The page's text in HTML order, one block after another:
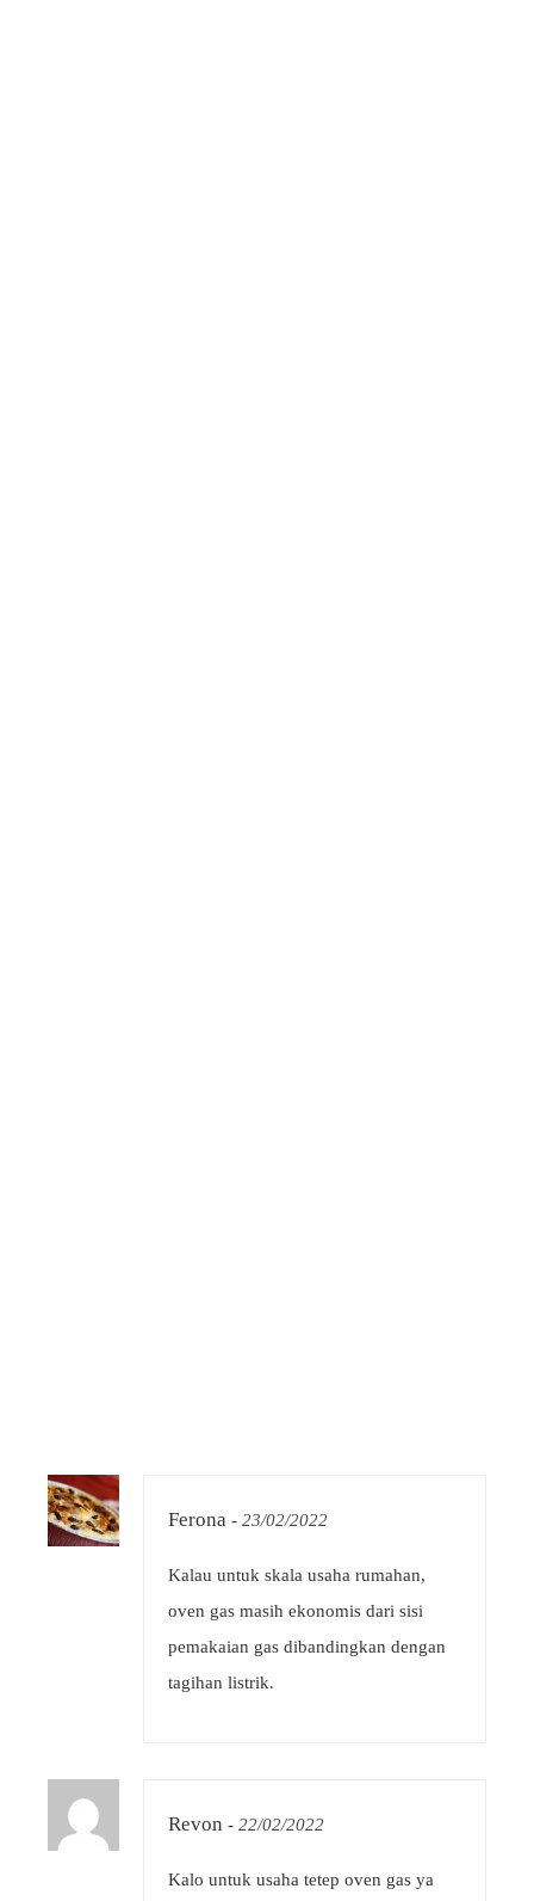
Ferona - 23/02/2022
Kalau untuk skala usaha rumahan,
oven gas masih ekonomis dari sisi
pemakaian gas dibandingkan dengan
tagihan listrik.
Revon - 22/02/2022
Kalo untuk usaha tetep oven gas ya